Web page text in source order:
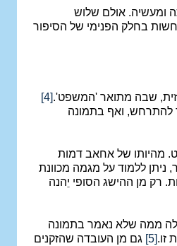
ומעשיה. אולם שלוש
בחלק הפנימי של הסיפור
שבה מתואר 'המשפט'.[4]
להתרחש, ואף בתמונה
מהיותו של אחאב דמות
ניתן ללמוד על מגמה מכוונת
רק מן ההישג הסופי יֵהנה
ממה שלא נאמר בתמונה
זו.[5] גם מן העובדה שהזקנים